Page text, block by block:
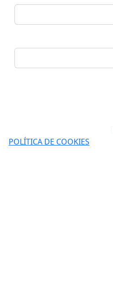
POLÍTICA DE COOKIES